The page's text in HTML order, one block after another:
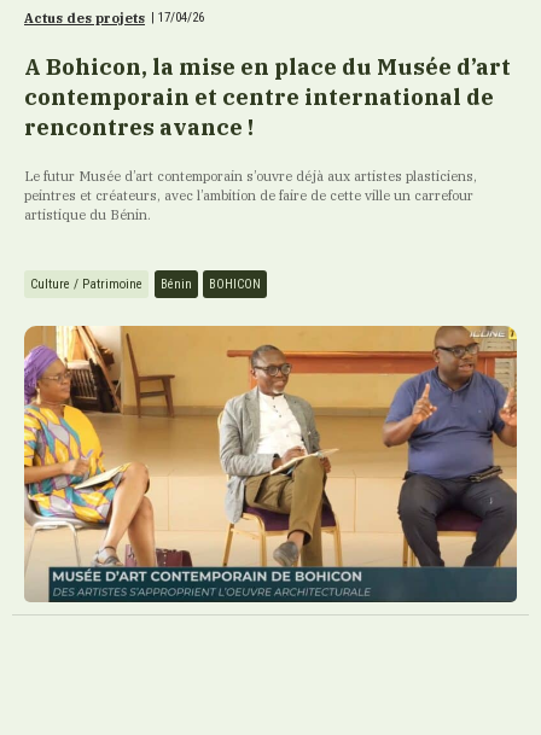
Actus des projets | 17/04/26
A Bohicon, la mise en place du Musée d’art
contemporain et centre international de
rencontres avance !
Le futur Musée d’art contemporain s’ouvre déjà aux artistes plasticiens,
peintres et créateurs, avec l’ambition de faire de cette ville un carrefour
artistique du Bénin.
Culture / Patrimoine Bénin BOHICON